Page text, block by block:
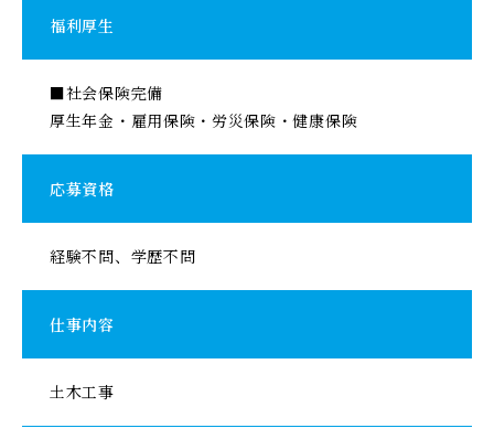
福利厚生
■社会保険完備
厚生年金・雇用保険・労災保険・健康保険
応募資格
経験不問、学歴不問
仕事内容
土木工事